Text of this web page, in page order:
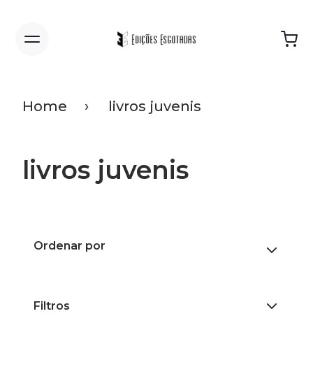
Home livros juvenis
livros juvenis
Filtros
Ordenar por